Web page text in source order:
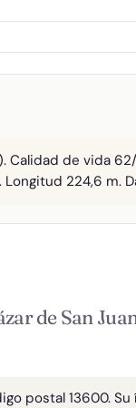
Calidad de vida
224,6 m.
de San
postal 13600.